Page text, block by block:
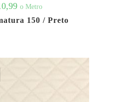
o Metro
150 / Preto